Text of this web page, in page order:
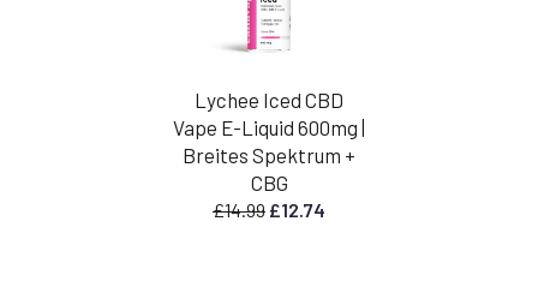
Lychee Iced CBD
Vape E-Liquid 600mg |
Breites Spektrum +
CBG
£14.99 Ursprünglicher
£12.74